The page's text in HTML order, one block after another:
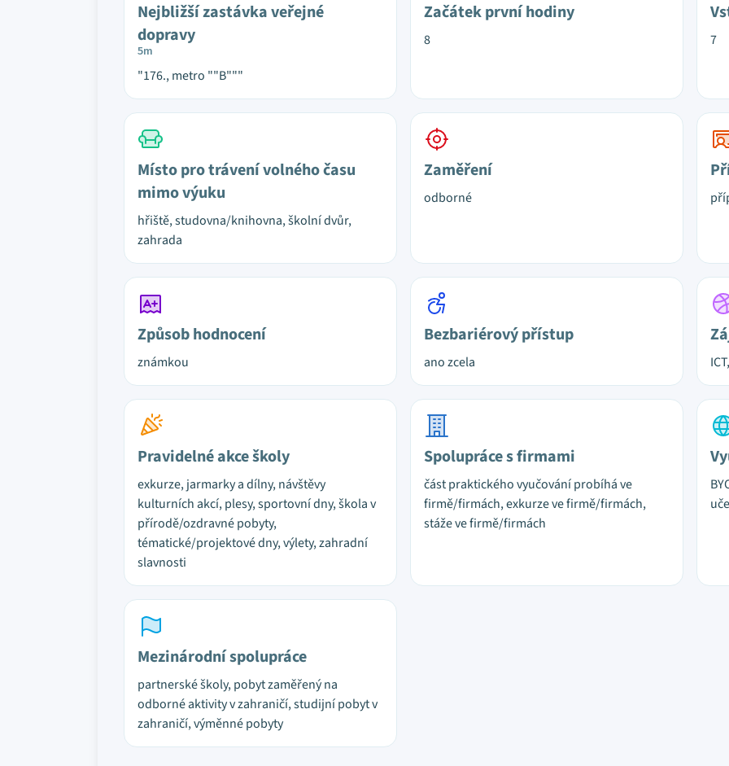
Nejbližší zastávka veřejné
dopravy
5m
"176., metro ""B"""
Začátek první hodiny
8 7
Místo pro trávení volného času
mimo výuku
hřiště, studovna/knihovna, školní dvůr,
zahrada
Zaměření
odborné
Způsob hodnocení
známkou
Bezbariérový přístup
ano zcela
Pravidelné akce školy
exkurze, jarmarky a dílny, návštěvy
kulturních akcí, plesy, sportovní dny, škola v
přírodě/ozdravné pobyty,
tématické/projektové dny, výlety, zahradní
slavnosti
Spolupráce s firmami
část praktického vyučování probíhá ve
firmě/firmách, exkurze ve firmě/firmách,
stáže ve firmě/firmách
Mezinárodní spolupráce
partnerské školy, pobyt zaměřený na
odborné aktivity v zahraničí, studijní pobyt v
zahraničí, výměnné pobyty